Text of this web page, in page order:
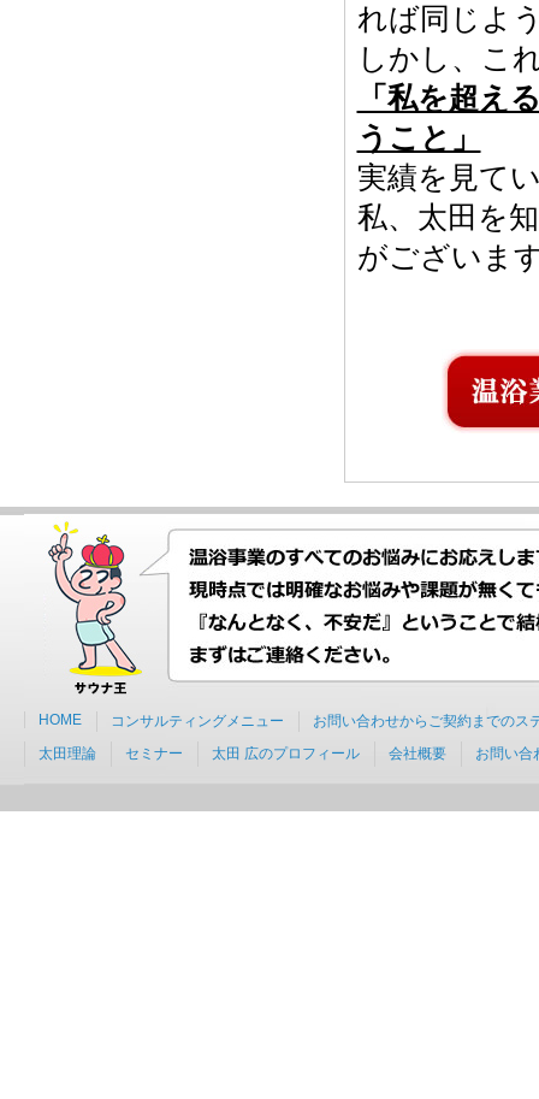
れば同じよ
しかし、こ
「私を超え
うこと」
実績を見て
私、太田を
がございま
HOME コンサルティングメニュー
お問い合わせからご契約までのス
太田理論
セミナー 太田 広のプロフィール 会社概要 お問い合